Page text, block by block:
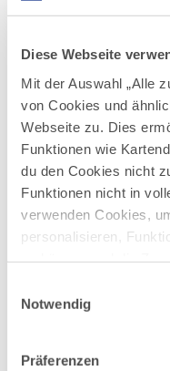
Diese Webseite
Mit der Auswahl „Alle
von Cookies und
Webseite zu. Dies
Funktionen wie
du den Cookies nicht
Funktionen nicht in
verwenden Cookies,
personalisieren,
deiner Verwendung
möglicherweise mit
Notwendig
Präferenzen
Avontuurlijke paden
Eenvoudige
uitzichtpunten en
gerechten als beloning